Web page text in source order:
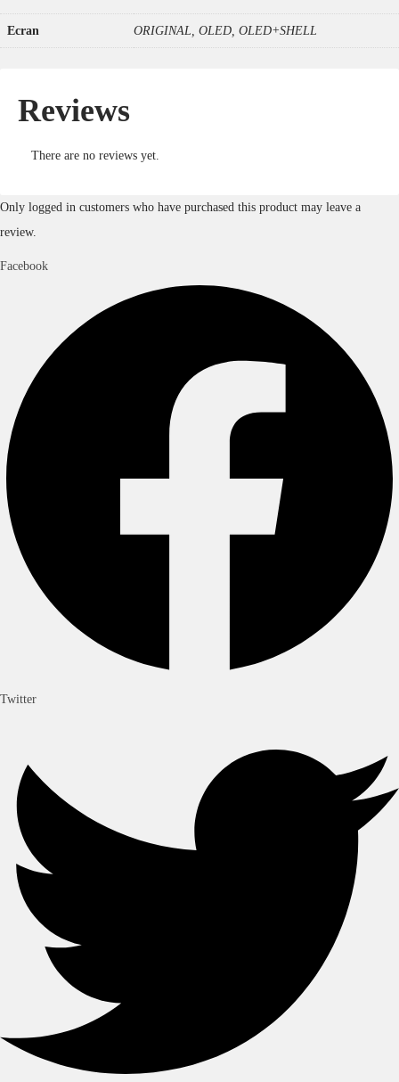
Ecran ORIGINAL, OLED, OLED+SHELL
Reviews
There are no reviews yet.
Only logged in customers who have purchased this product may leave a
review.
Facebook
Twitter